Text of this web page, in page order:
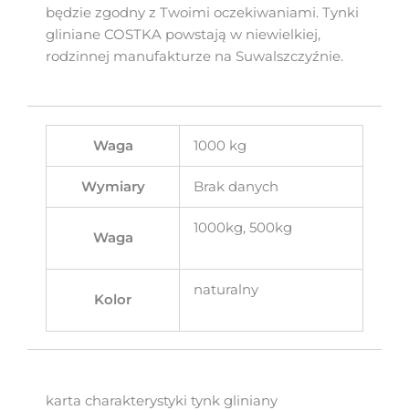
będzie zgodny z Twoimi oczekiwaniami. Tynki
gliniane COSTKA powstają w niewielkiej,
rodzinnej manufakturze na Suwalszczyźnie.
Waga 1000 kg
Wymiary Brak danych
Waga
1000kg, 500kg
Kolor
naturalny
karta charakterystyki tynk gliniany